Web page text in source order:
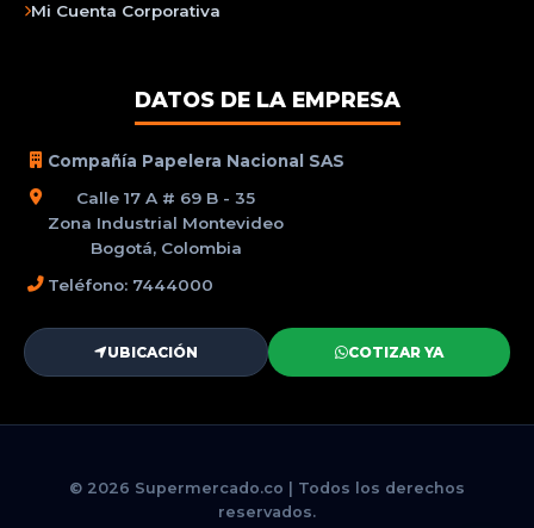
Mi Cuenta Corporativa
DATOS DE LA EMPRESA
Compañía Papelera Nacional SAS
Calle 17 A # 69 B - 35
Zona Industrial Montevideo
Bogotá, Colombia
Teléfono: 7444000
UBICACIÓN COTIZAR YA
© 2026 Supermercado.co | Todos los derechos
reservados.